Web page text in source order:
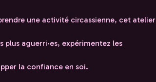
une activité circassienne, cet atelier
aguerri·es, expérimentez les
la confiance en soi.